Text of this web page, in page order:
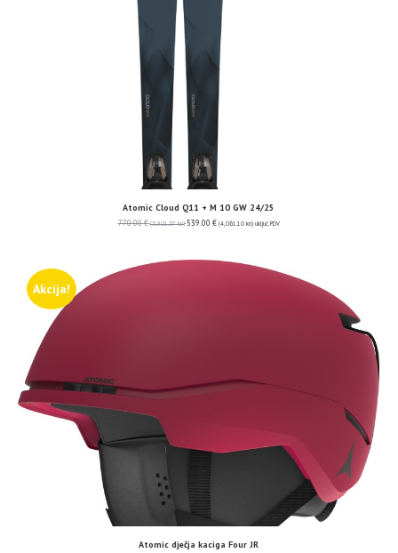
Atomic Cloud Q11 + M 10 GW 24/25
770.00€ (5,801.57 kn) 539.00 € (4,061.10 kn) uključ. PDV
Akcija!
Atomic dječja kaciga Four JR